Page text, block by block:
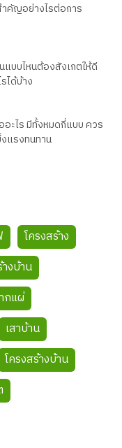
ำคัญอย่างไรต่อการ
แบบไหนต้องสังเกตให้ดี
ได้บ้าง
ะไร มีทั้งหมดกี่แบบ ควร
แรงทนทาน
โครงสร้าง
งบ้าน
กแผ่
เสาบ้าน
โครงสร้างบ้าน